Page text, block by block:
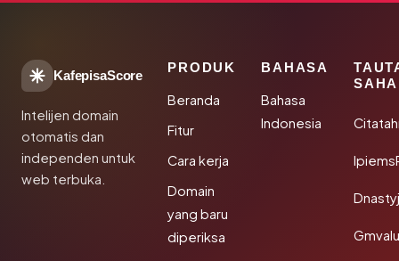
KafepisaScore
Intelijen domain
otomatis dan
independen untuk
web terbuka.
PRODUK
Beranda
Fitur
Cara kerja
Domain
yang baru
diperiksa
BAHASA
Bahasa
Indonesia